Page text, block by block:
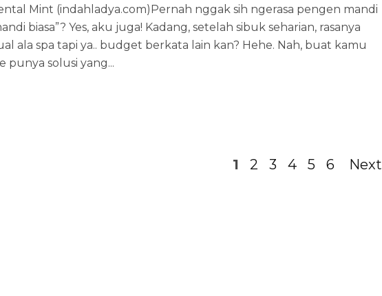
Mint (indahladya.com)Pernah nggak sih ngerasa pengen mandi
biasa”? Yes, aku juga! Kadang, setelah sibuk seharian, rasanya
ala spa tapi ya.. budget berkata lain kan? Hehe. Nah, buat kamu
punya solusi yang...
1 2 3 4 5 6 Next